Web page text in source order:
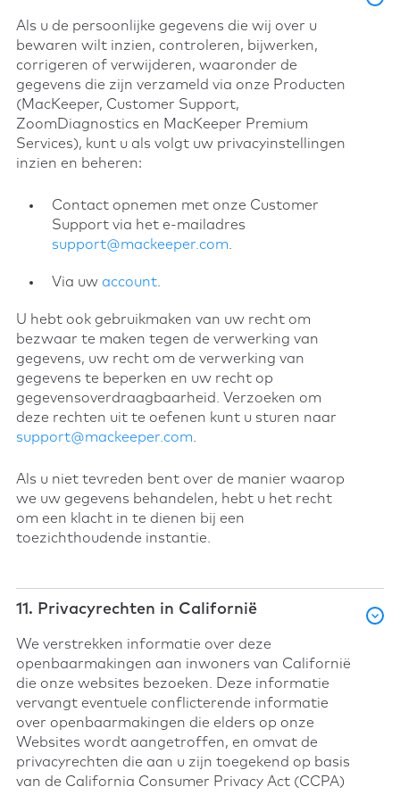
Als u de persoonlijke gegevens die wij over u
bewaren wilt inzien, controleren, bijwerken,
corrigeren of verwijderen, waaronder de
gegevens die zijn verzameld via onze Producten
(MacKeeper, Customer Support,
ZoomDiagnostics en MacKeeper Premium
Services), kunt u als volgt uw privacyinstellingen
inzien en beheren:
Contact opnemen met onze Customer
Support via het e-mailadres
support@mackeeper.com
Via uw account
U hebt ook gebruikmaken van uw recht om
bezwaar te maken tegen de verwerking van
gegevens, uw recht om de verwerking van
gegevens te beperken en uw recht op
gegevensoverdraagbaarheid. Verzoeken om
deze rechten uit te oefenen kunt u sturen naar
support@mackeeper.com
Als u niet tevreden bent over de manier waarop
we uw gegevens behandelen, hebt u het recht
om een klacht in te dienen bij een
toezichthoudende instantie.
11. Privacyrechten in Californië
We verstrekken informatie over deze
openbaarmakingen aan inwoners van Californië
die onze websites bezoeken. Deze informatie
vervangt eventuele conflicterende informatie
over openbaarmakingen die elders op onze
Websites wordt aangetroffen, en omvat de
privacyrechten die aan u zijn toegekend op basis
van de California Consumer Privacy Act (CCPA)